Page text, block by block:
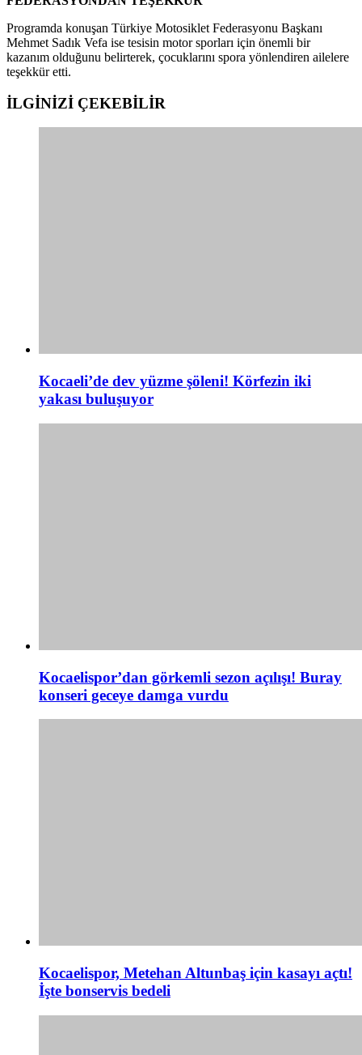
Programda konuşan Türkiye Motosiklet Federasyonu Başkanı
Mehmet Sadık Vefa ise tesisin motor sporları için önemli bir
kazanım olduğunu belirterek, çocuklarını spora yönlendiren ailelere
teşekkür etti.
İLGİNİZİ ÇEKEBİLİR
Kocaeli’de dev yüzme şöleni! Körfezin iki
yakası buluşuyor
Kocaelispor’dan görkemli sezon açılışı! Buray
konseri geceye damga vurdu
Kocaelispor, Metehan Altunbaş için kasayı açtı!
İşte bonservis bedeli